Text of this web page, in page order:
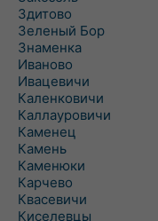
Здитово
Зеленый Бор
Знаменка
Иваново
Ивацевичи
Каленковичи
Каллауровичи
Каменец
Камень
Каменюки
Карчево
Квасевичи
Киселевцы